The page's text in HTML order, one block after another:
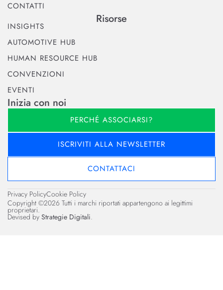
CONTATTI
Risorse
INSIGHTS
AUTOMOTIVE HUB
HUMAN RESOURCE HUB
CONVENZIONI
EVENTI
Inizia con noi
PERCHÉ ASSOCIARSI?
ISCRIVITI ALLA NEWSLETTER
CONTATTACI
Privacy PolicyCookie Policy
Copyright ©2026 Tutti i marchi riportati appartengono ai legittimi
proprietari.
Devised by Strategie Digitali.